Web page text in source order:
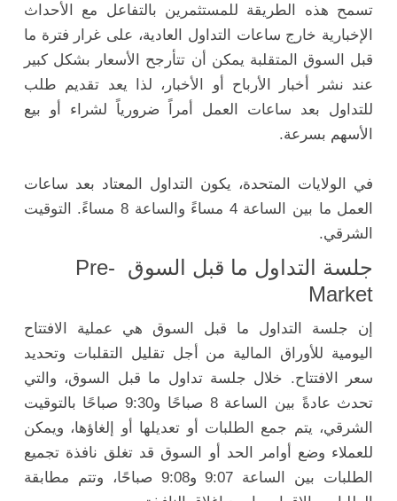
تسمح هذه الطريقة للمستثمرين بالتفاعل مع الأحداث
الإخبارية خارج ساعات التداول العادية، على غرار فترة ما
قبل السوق المتقلبة يمكن أن تتأرجح الأسعار بشكل كبير
عند نشر أخبار الأرباح أو الأخبار، لذا يعد تقديم طلب
للتداول بعد ساعات العمل أمراً ضرورياً لشراء أو بيع
الأسهم بسرعة.
في الولايات المتحدة، يكون التداول المعتاد بعد ساعات
العمل ما بين الساعة 4 مساءً والساعة 8 مساءً. التوقيت
الشرقي.
جلسة التداول ما قبل السوق Pre-
Market
إن جلسة التداول ما قبل السوق هي عملية الافتتاح
اليومية للأوراق المالية من أجل تقليل التقلبات وتحديد
سعر الافتتاح. خلال جلسة تداول ما قبل السوق، والتي
تحدث عادةً بين الساعة 8 صباحًا و9:30 صباحًا بالتوقيت
الشرقي، يتم جمع الطلبات أو تعديلها أو إلغاؤها، ويمكن
للعملاء وضع أوامر الحد أو السوق قد تغلق نافذة تجميع
الطلبات بين الساعة 9:07 و9:08 صباحًا، وتتم مطابقة